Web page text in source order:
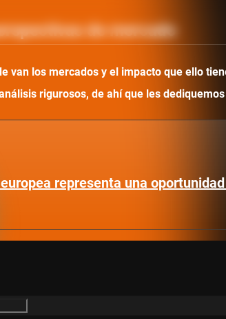
de mercado
van los mercados y el impacto que ello
rigurosos, de ahí que les
representa una